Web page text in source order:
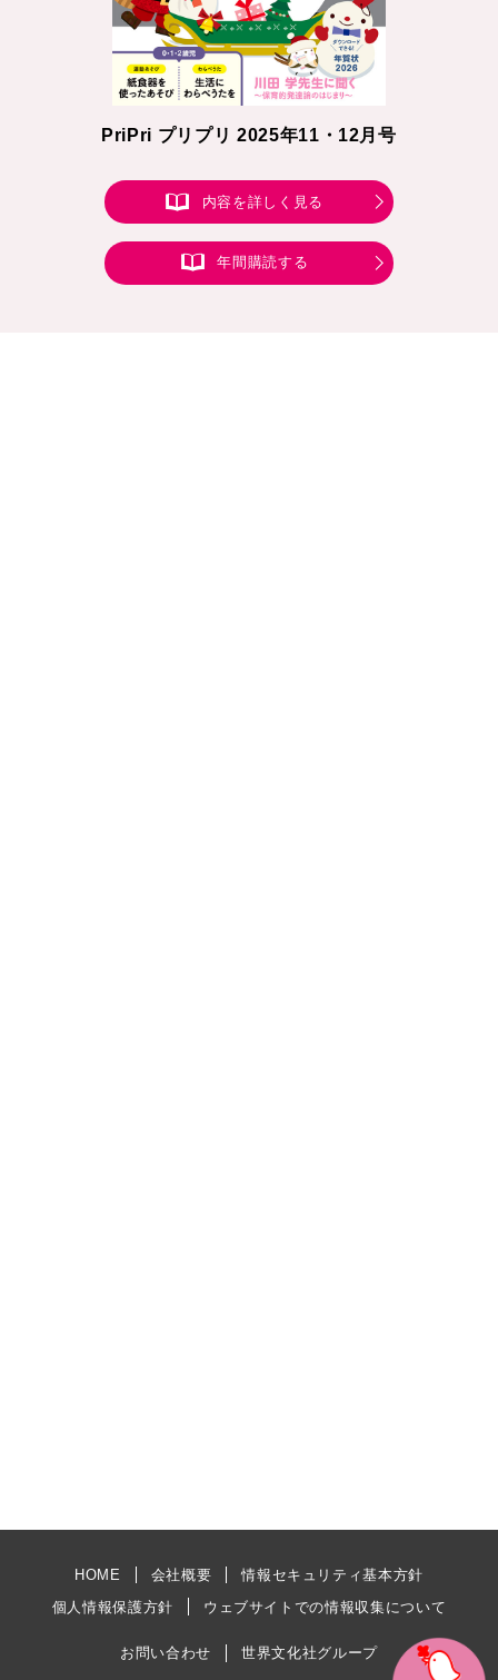
PriPri プリプリ 2025年11・12月号
内容を詳しく見る
年間購読する
HOME 会社概要
情報セキュリティ基本方針
個人情報保護方針
ウェブサイトでの情報収集について
お問い合わせ 世界文化社グループ